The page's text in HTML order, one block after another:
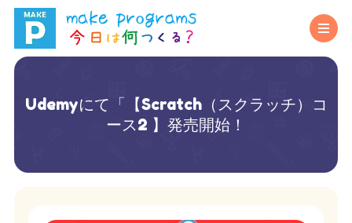
Udemyにて「【Scratch（スクラッチ）コ
ース2 】発売開始！